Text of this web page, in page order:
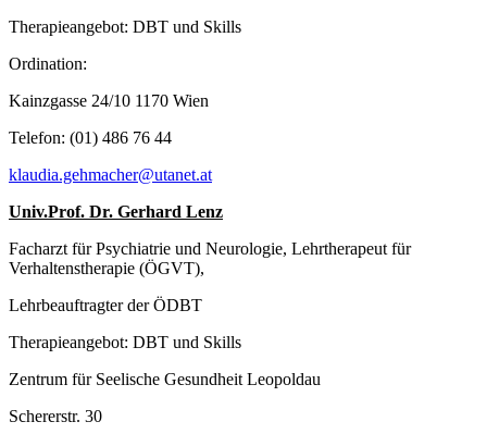
Therapieangebot: DBT und Skills
Ordination:
Kainzgasse 24/10 1170 Wien
Telefon: (01) 486 76 44
klaudia.gehmacher@utanet.at
Univ.Prof. Dr. Gerhard Lenz
Facharzt für Psychiatrie und Neurologie, Lehrtherapeut für
Verhaltenstherapie (ÖGVT),
Lehrbeauftragter der ÖDBT
Therapieangebot: DBT und Skills
Zentrum für Seelische Gesundheit Leopoldau
Schererstr. 30